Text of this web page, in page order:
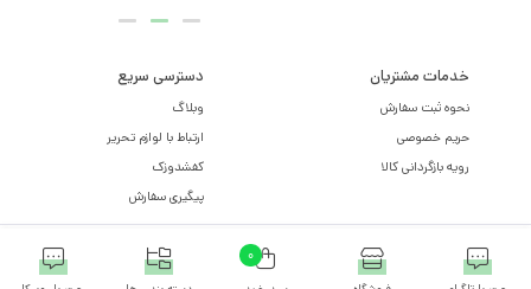
0
خدمات مشتریان
نحوه ثبت سفارش
حریم خصوصی
رویه بازگردانی کالا
دسترسی سریع
وبلاگ
ارتباط با لوازم تحریر
کفشدوزک
پیگیری سفارش
کلیه حقوق مادی و معنوی برای این سایت محفوظ می باشد و هرگونه کپی برداری شامل
پیگرد قانونی می باشد.